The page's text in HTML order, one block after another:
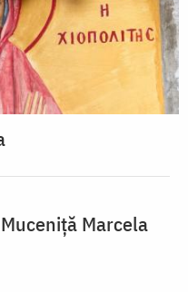
Marcela